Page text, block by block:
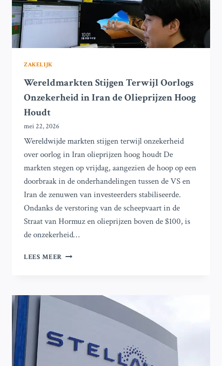
ZAKELIJK
Wereldmarkten Stijgen Terwijl Oorlogs
Onzekerheid in Iran de Olieprijzen Hoog
Houdt
mei 22, 2026
Wereldwijde markten stijgen terwijl onzekerheid
over oorlog in Iran olieprijzen hoog houdt De
markten stegen op vrijdag, aangezien de hoop op een
doorbraak in de onderhandelingen tussen de VS en
Iran de zenuwen van investeerders stabiliseerde.
Ondanks de verstoring van de scheepvaart in de
Straat van Hormuz en olieprijzen boven de $100, is
de onzekerheid…
LEES MEER WERELDMARKTEN
ONZEKERHEID
OLIEPRIJZEN
HOOG